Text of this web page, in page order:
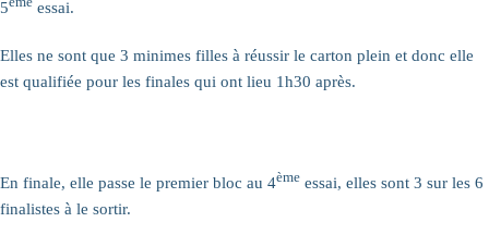
5
essai.
Elles ne sont que 3 minimes filles à réussir le carton plein et donc elle
est qualifiée pour les finales qui ont lieu 1h30 après.
En finale, elle passe le premier bloc au 4ème essai, elles sont 3 sur les 6
finalistes à le sortir.